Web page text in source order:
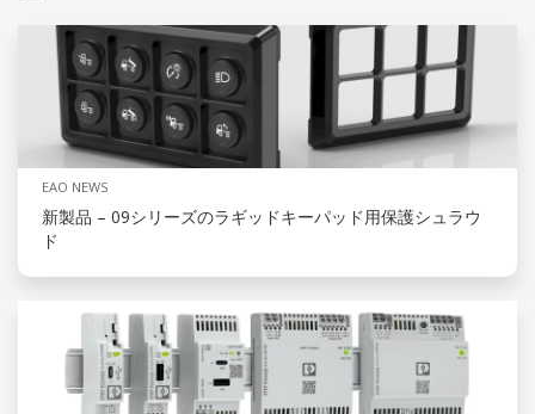
EAO NEWS
新製品 – 09シリーズのラギッドキーパッド用保護シュラウ
ド